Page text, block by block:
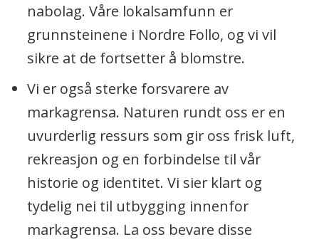
nabolag. Våre lokalsamfunn er
grunnsteinene i Nordre Follo, og vi vil
sikre at de fortsetter å blomstre.
Vi er også sterke forsvarere av
markagrensa. Naturen rundt oss er en
uvurderlig ressurs som gir oss frisk luft,
rekreasjon og en forbindelse til vår
historie og identitet. Vi sier klart og
tydelig nei til utbygging innenfor
markagrensa. La oss bevare disse